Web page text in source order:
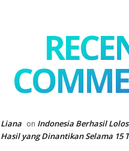
Liana on Indonesia Berhasil
Hasil yang Dinantikan Selama 15